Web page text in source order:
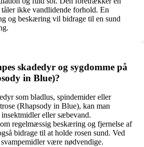
ikke vandlidende forhold. En
og beskæring vil bidrage til en sund
skadedyr og sygdomme på
in Blue)?
som bladlus, spindemider eller
(Rhapsody in Blue), kan man
eller sæbevand.
regelmæssig beskæring og fjernelse af
bidrage til at holde rosen sund. Ved
være nødvendige.